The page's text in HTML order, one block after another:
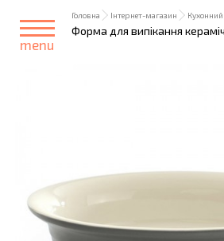
menu
Головна Інтернет-магазин Кухонний
Форма для випікання